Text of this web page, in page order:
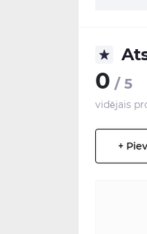
0 / 5
vidējais
+